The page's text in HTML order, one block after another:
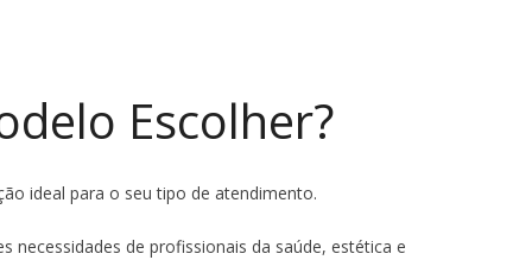
Escolher?
ideal para o seu tipo de atendimento.
necessidades de profissionais da saúde, estética e